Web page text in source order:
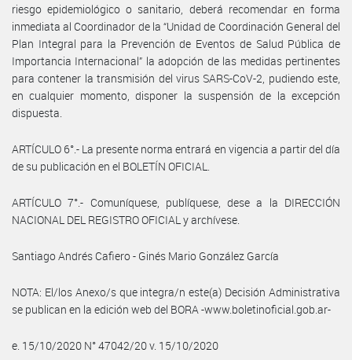
riesgo epidemiológico o sanitario, deberá recomendar en forma
inmediata al Coordinador de la “Unidad de Coordinación General del
Plan Integral para la Prevención de Eventos de Salud Pública de
Importancia Internacional” la adopción de las medidas pertinentes
para contener la transmisión del virus SARS-CoV-2, pudiendo este,
en cualquier momento, disponer la suspensión de la excepción
dispuesta.
ARTÍCULO 6°.- La presente norma entrará en vigencia a partir del día
de su publicación en el BOLETÍN OFICIAL.
ARTÍCULO 7°.- Comuníquese, publíquese, dese a la DIRECCIÓN
NACIONAL DEL REGISTRO OFICIAL y archívese.
Santiago Andrés Cafiero - Ginés Mario González García
NOTA: El/los Anexo/s que integra/n este(a) Decisión Administrativa
se publican en la edición web del BORA -www.boletinoficial.gob.ar-
e. 15/10/2020 N° 47042/20 v. 15/10/2020